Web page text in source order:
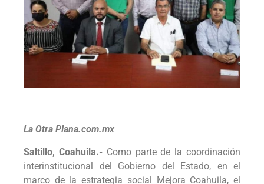
La Otra Plana.com.mx
Saltillo, Coahuila.-Como parte de la coordinación
interinstitucional del Gobierno del Estado, en el
marco de la estrategia social Mejora Coahuila, el